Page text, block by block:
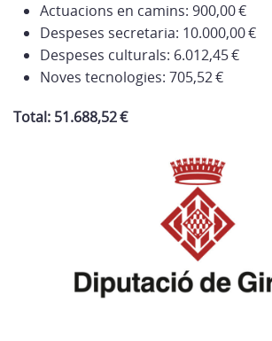
Actuacions en camins: 900,00 €
Despeses secretaria: 10.000,00 €
Despeses culturals: 6.012,45 €
Noves tecnologies: 705,52 €
Total: 51.688,52 €